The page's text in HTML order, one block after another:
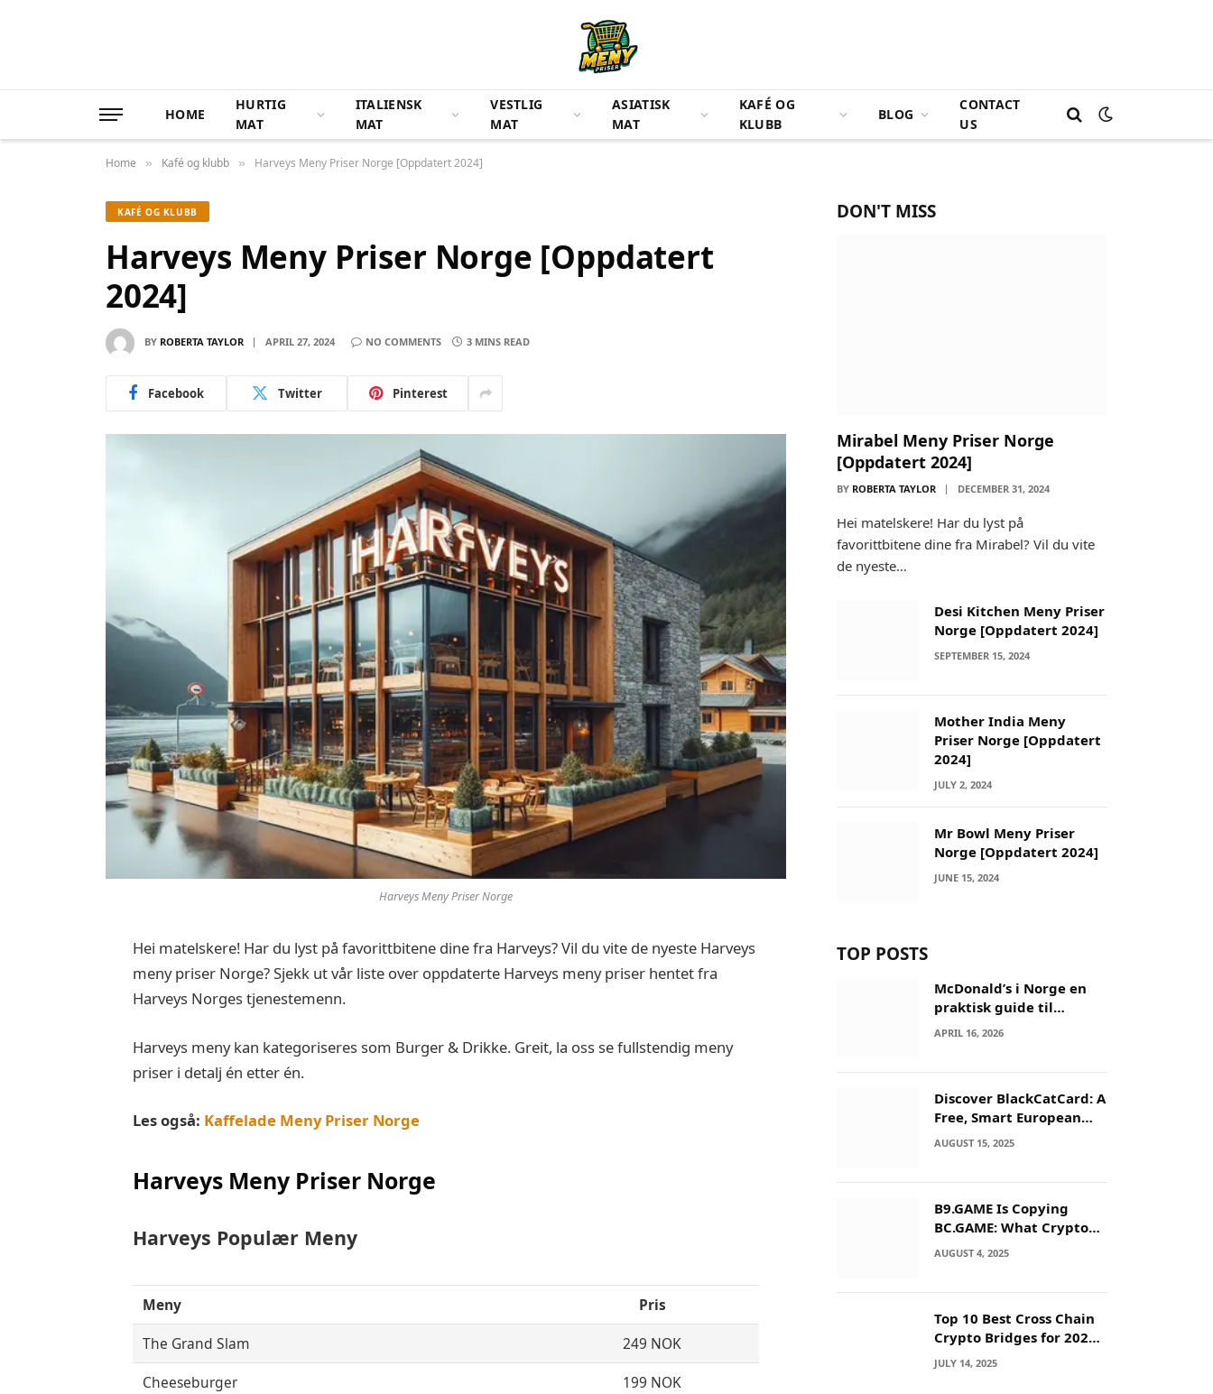
HOME
HURTIG
MAT
ITALIENSK
MAT
VESTLIG
MAT
ASIATISK
MAT
KAFÉ OG
KLUBB
BLOG
CONTACT
US
Home » Kafé og klubb » Harveys Meny Priser Norge [Oppdatert 2024]
KAFÉ OG KLUBB
Harveys Meny Priser Norge [Oppdatert
2024]
BY ROBERTA TAYLOR APRIL 27, 2024 NO COMMENTS 3 MINS READ
Facebook Twitter Pinterest
Harveys Meny Priser Norge
Hei matelskere! Har du lyst på favorittbitene dine fra Harveys? Vil du vite de nyeste Harveys
meny priser Norge? Sjekk ut vår liste over oppdaterte Harveys meny priser hentet fra
Harveys Norges tjenestemenn.
Harveys meny kan kategoriseres som Burger & Drikke. Greit, la oss se fullstendig meny
priser i detalj én etter én.
Les også: Kaffelade Meny Priser Norge
Harveys Meny Priser Norge
Harveys Populær Meny
Meny
Pris
The Grand Slam
249 NOK
Cheeseburger
199 NOK
DON'T MISS
Mirabel Meny Priser Norge
[Oppdatert 2024]
BY ROBERTA TAYLOR DECEMBER 31, 2024
Hei matelskere! Har du lyst på
favorittbitene dine fra Mirabel? Vil du vite
de nyeste…
Desi Kitchen Meny Priser
Norge [Oppdatert 2024]
SEPTEMBER 15, 2024
Mother India Meny
Priser Norge [Oppdatert
2024]
JULY 2, 2024
Mr Bowl Meny Priser
Norge [Oppdatert 2024]
JUNE 15, 2024
TOP POSTS
McDonald’s i Norge en
praktisk guide til
menyer og besøk
APRIL 16, 2026
Discover BlackCatCard: A
Free, Smart European
IBAN & Crypto Card
AUGUST 15, 2025
B9.GAME Is Copying
BC.GAME: What Crypto
Users Need to Know
AUGUST 4, 2025
Top 10 Best Cross Chain
Crypto Bridges for 2025:
Seamless
Interoperability Across
JULY 14, 2025